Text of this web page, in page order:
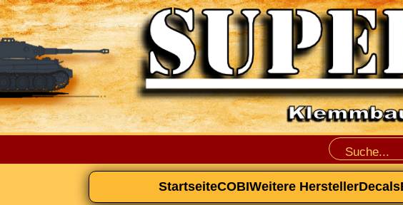
StartseiteCOBIWeitere HerstellerDecals